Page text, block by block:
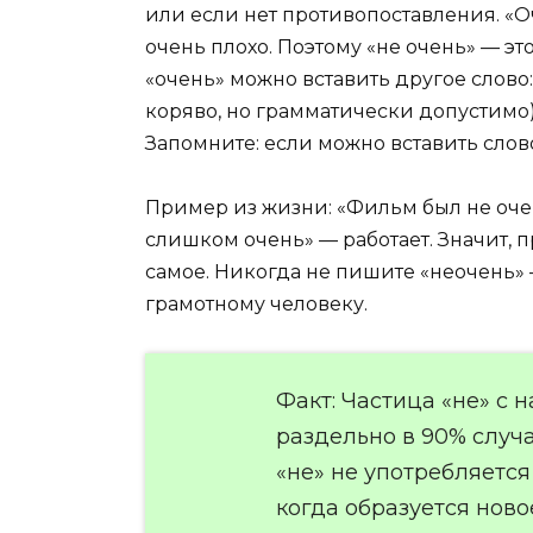
или если нет противопоставления.
очень плохо. Поэтому «не очень» —
«очень» можно вставить другое
коряво, но грамматически
Запомните: если можно вставить
Пример из жизни: «Фильм был не
слишком очень» — работает. Значит,
самое. Никогда не пишите
грамотному человеку.
Факт: Частица «не» с
раздельно в 90%
«не» не
когда образуется